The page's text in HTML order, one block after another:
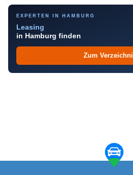
EXPERTEN IN HAMBURG
Leasing
in Hamburg finden
Zum